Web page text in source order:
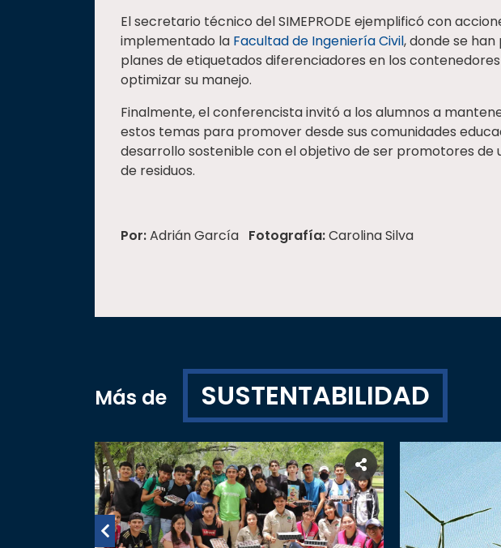
El secretario técnico del SIMEPRODE ejemplificó con
implementado la Facultad de Ingeniería Civil, donde se
planes de etiquetados diferenciadores en los
optimizar su manejo.
Finalmente, el conferencista invitó a los alumnos a
estos temas para promover desde sus comunidades
desarrollo sostenible con el objetivo de ser promotores de
de residuos.
Por:Adrián García Fotografía:Carolina Silva
Más de SUSTENTABILIDAD